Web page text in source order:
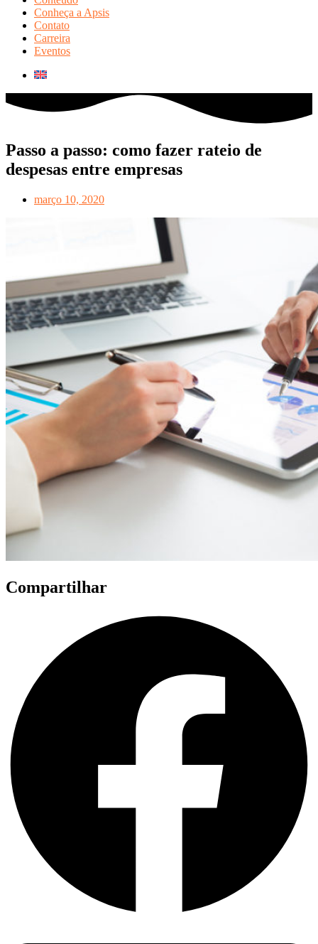
Conheça a Apsis
Contato
Carreira
Eventos
Passo a passo: como fazer rateio de
despesas entre empresas
março 10, 2020
Compartilhar